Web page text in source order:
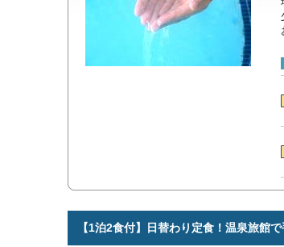
【1泊2食付】日替わり定食！温泉旅館